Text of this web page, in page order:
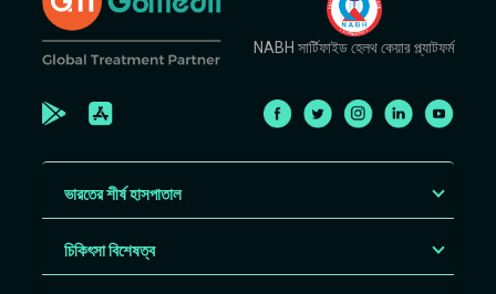
NABH সার্টিফাইড হেলথ কেয়ার প্ল্যাটফর্ম
ভারতের শীর্ষ হাসপাতাল
চিকিৎসা বিশেষত্ব